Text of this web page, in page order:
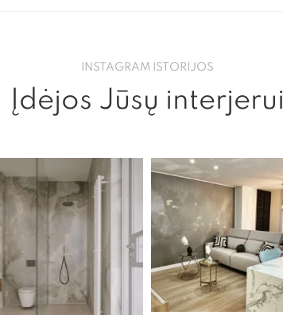
INSTAGRAM ISTORIJOS
Įdėjos Jūsų interjerui